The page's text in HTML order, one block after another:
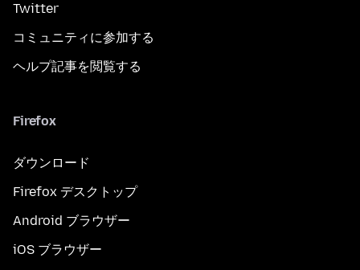
Twitter
コミュニティに参加する
ヘルプ記事を閲覧する
Firefox
ダウンロード
Firefox デスクトップ
Android ブラウザー
iOS ブラウザー